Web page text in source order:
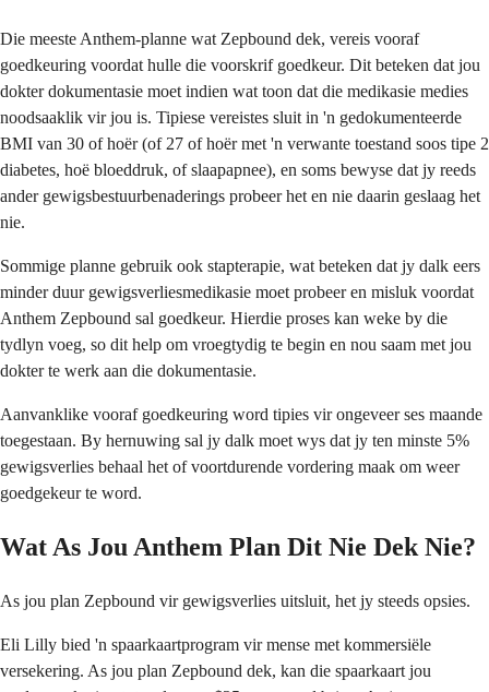
Die meeste Anthem-planne wat Zepbound dek, vereis vooraf
goedkeuring voordat hulle die voorskrif goedkeur. Dit beteken dat jou
dokter dokumentasie moet indien wat toon dat die medikasie medies
noodsaaklik vir jou is. Tipiese vereistes sluit in 'n gedokumenteerde
BMI van 30 of hoër (of 27 of hoër met 'n verwante toestand soos tipe 2
diabetes, hoë bloeddruk, of slaapapnee), en soms bewyse dat jy reeds
ander gewigsbestuurbenaderings probeer het en nie daarin geslaag het
nie.
Sommige planne gebruik ook stapterapie, wat beteken dat jy dalk eers
minder duur gewigsverliesmedikasie moet probeer en misluk voordat
Anthem Zepbound sal goedkeur. Hierdie proses kan weke by die
tydlyn voeg, so dit help om vroegtydig te begin en nou saam met jou
dokter te werk aan die dokumentasie.
Aanvanklike vooraf goedkeuring word tipies vir ongeveer ses maande
toegestaan. By hernuwing sal jy dalk moet wys dat jy ten minste 5%
gewigsverlies behaal het of voortdurende vordering maak om weer
goedgekeur te word.
Wat As Jou Anthem Plan Dit Nie Dek Nie?
As jou plan Zepbound vir gewigsverlies uitsluit, het jy steeds opsies.
Eli Lilly bied 'n spaarkaartprogram vir mense met kommersiële
versekering. As jou plan Zepbound dek, kan die spaarkaart jou